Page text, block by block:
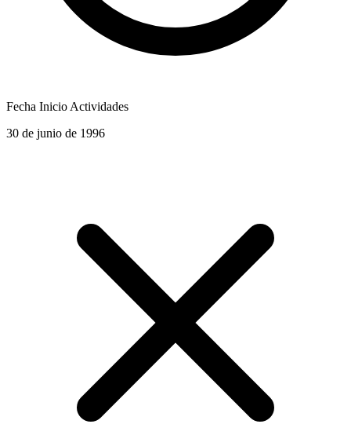
Fecha Inicio Actividades
30 de junio de 1996